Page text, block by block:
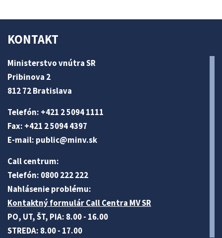
KONTAKT
Ministerstvo vnútra SR
Pribinova 2
812 72 Bratislava
Telefón: +421 2 5094 1111
Fax: +421 2 5094 4397
E-mail: public@minv.sk
Call centrum:
Telefón: 0800 222 222
Nahlásenie problému:
Kontaktný formulár Call Centra MV SR
PO, UT, ŠT, PIA: 8.00 - 16.00
STREDA: 8.00 - 17.00